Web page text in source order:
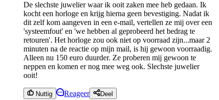
De slechste juwelier waar ik ooit zaken mee heb gedaan. Ik
kocht een horloge en krijg hierna geen bevestiging. Nadat ik
dit zelf kom aangeven in een e-mail, vertellen ze mij over een
'systeemfout' en 'we hebben al geprobeerd het bedrag te
retouren'. Het horloge zou ook niet op voorraad zijn...maar 2
minuten na de reactie op mijn mail, is hij gewoon voorraadig.
Alleen nu 150 euro duurder. Ze proberen mij gewoon te
neppen en komen er nog mee weg ook. Slechste juwelier
ooit!
Nuttig Reageer Deel